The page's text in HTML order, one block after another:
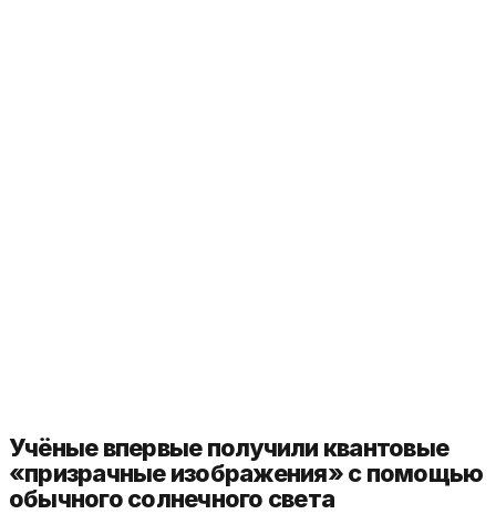
Учёные впервые получили квантовые
«призрачные изображения» с помощью
обычного солнечного света